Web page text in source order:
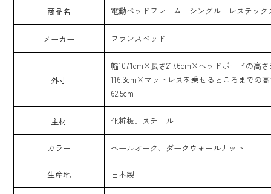
商品名 電動ベッドフレーム シングル レステック
メーカー フランスベッド
外寸
幅107.1cm×長さ217.6cm×ヘッドボードの高さ
116.3cm×マットレスを乗せるところまでの高
62.5cm
主材 化粧板、スチール
カラー ペールオーク、ダークウォールナット
生産地 日本製